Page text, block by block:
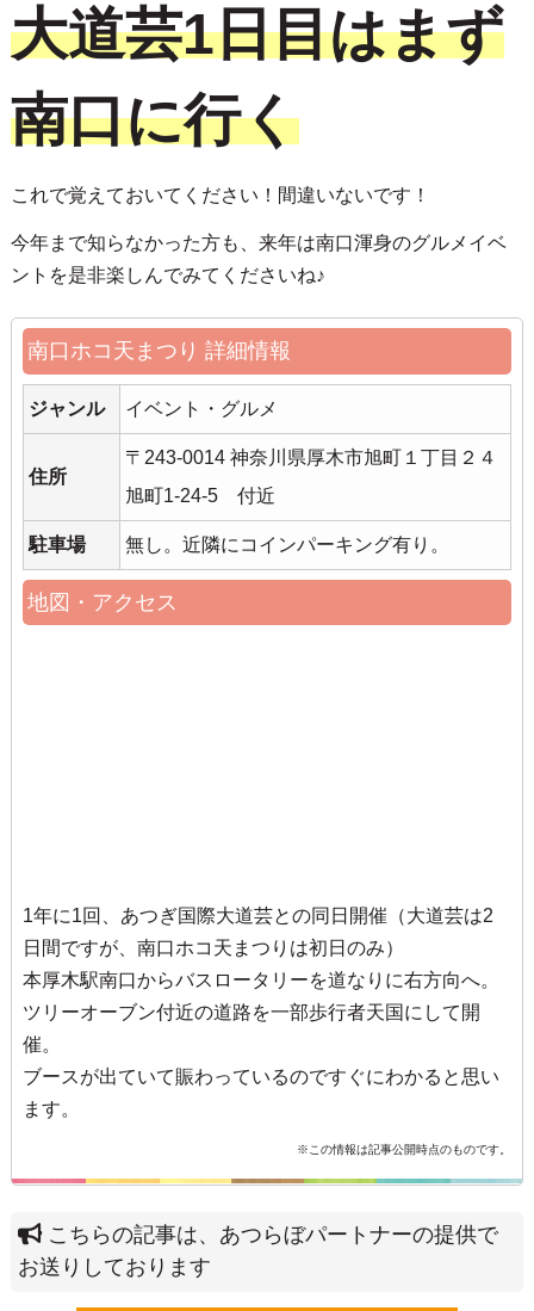
大道芸1日目はまず
南口に行く
これで覚えておいてください！間違いないです！
今年まで知らなかった方も、来年は南口渾身のグルメイベ
ントを是非楽しんでみてくださいね♪
南口ホコ天まつり 詳細情報
ジャンル イベント・グルメ
住所
〒243-0014 神奈川県厚木市旭町１丁目２４
旭町1-24-5 付近
駐車場 無し。近隣にコインパーキング有り。
地図・アクセス
1年に1回、あつぎ国際大道芸との同日開催（大道芸は2
日間ですが、南口ホコ天まつりは初日のみ）
本厚木駅南口からバスロータリーを道なりに右方向へ。
ツリーオーブン付近の道路を一部歩行者天国にして開
催。
ブースが出ていて賑わっているのですぐにわかると思い
ます。
※この情報は記事公開時点のものです。
こちらの記事は、あつらぼパートナーの提供で
お送りしております